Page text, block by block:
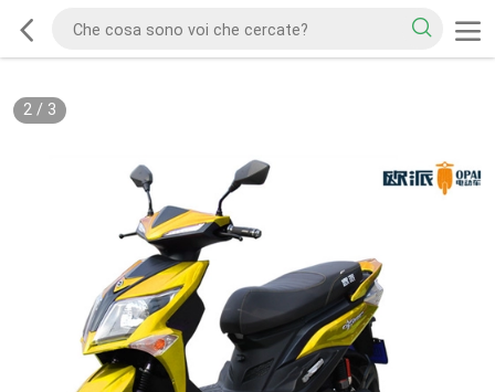
2/ 3